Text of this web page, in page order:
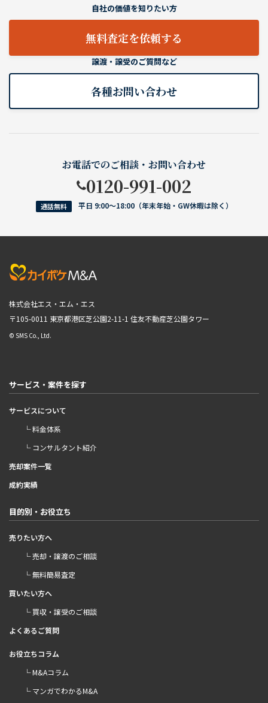
自社の価値を知りたい方
無料査定を依頼する
譲渡・譲受のご質問など
各種お問い合わせ
お電話でのご相談・お問い合わせ
0120-991-002
通話無料 平日 9:00〜18:00（年末年始・GW休暇は除く）
株式会社エス・エム・エス
〒105-0011 東京都港区芝公園2-11-1 住友不動産芝公園タワー
© SMS Co., Ltd.
サービス・案件を探す
サービスについて
└ 料金体系
└ コンサルタント紹介
売却案件一覧
成約実績
目的別・お役立ち
売りたい方へ
└ 売却・譲渡のご相談
└ 無料簡易査定
買いたい方へ
└ 買収・譲受のご相談
よくあるご質問
お役立ちコラム
└ M&Aコラム
└ マンガでわかるM&A